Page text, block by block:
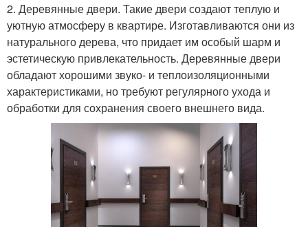
2. Деревянные двери. Такие двери создают теплую и
уютную атмосферу в квартире. Изготавливаются они из
натурального дерева, что придает им особый шарм и
эстетическую привлекательность. Деревянные двери
обладают хорошими звуко- и теплоизоляционными
характеристиками, но требуют регулярного ухода и
обработки для сохранения своего внешнего вида.